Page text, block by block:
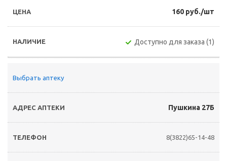
160 руб./шт
Доступно для заказа (1)
Выбрать аптеку
Пушкина 27Б
8(3822)65-14-48